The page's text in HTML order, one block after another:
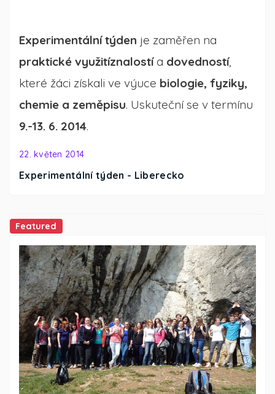
Experimentální týden - Liberecko
22. květen 2014
Experimentální týden je zaměřen na
praktické využitíznalostía dovedností,
které žáci získali ve výuce biologie, fyziky,
chemie a zeměpisu. Uskuteční se v termínu
9.-13. 6. 2014.
Featured